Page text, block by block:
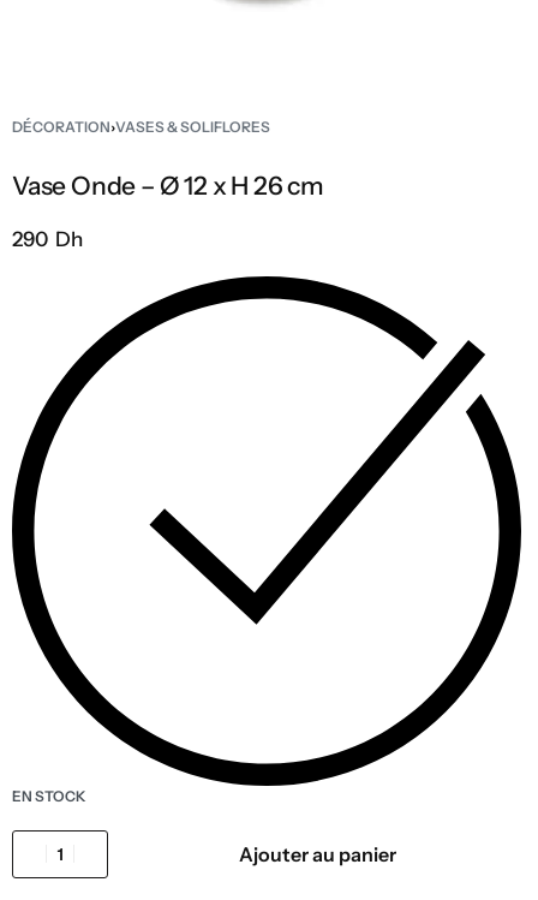
DÉCORATION›VASES & SOLIFLORES
Vase Onde – Ø 12 x H 26 cm
290 Dh
EN STOCK
Ajouter au panier